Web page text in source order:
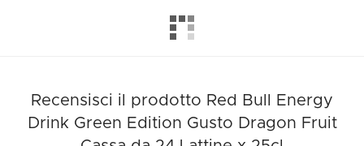
Recensisci il prodotto Red Bull Energy
Drink Green Edition Gusto Dragon Fruit